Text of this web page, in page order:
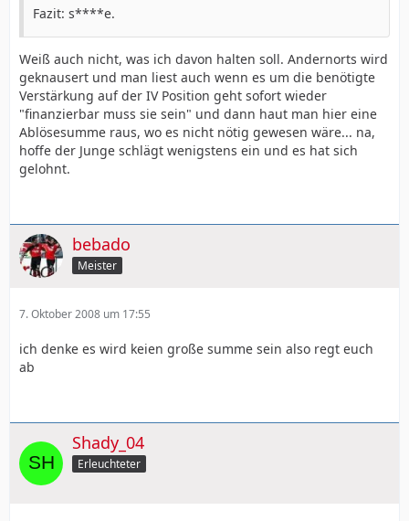
Fazit: s****e.
Weiß auch nicht, was ich davon halten soll. Andernorts wird
geknausert und man liest auch wenn es um die benötigte
Verstärkung auf der IV Position geht sofort wieder
"finanzierbar muss sie sein" und dann haut man hier eine
Ablösesumme raus, wo es nicht nötig gewesen wäre... na,
hoffe der Junge schlägt wenigstens ein und es hat sich
gelohnt.
bebado
Meister
7. Oktober 2008 um 17:55
ich denke es wird keien große summe sein also regt euch
ab
Shady_04
Erleuchteter